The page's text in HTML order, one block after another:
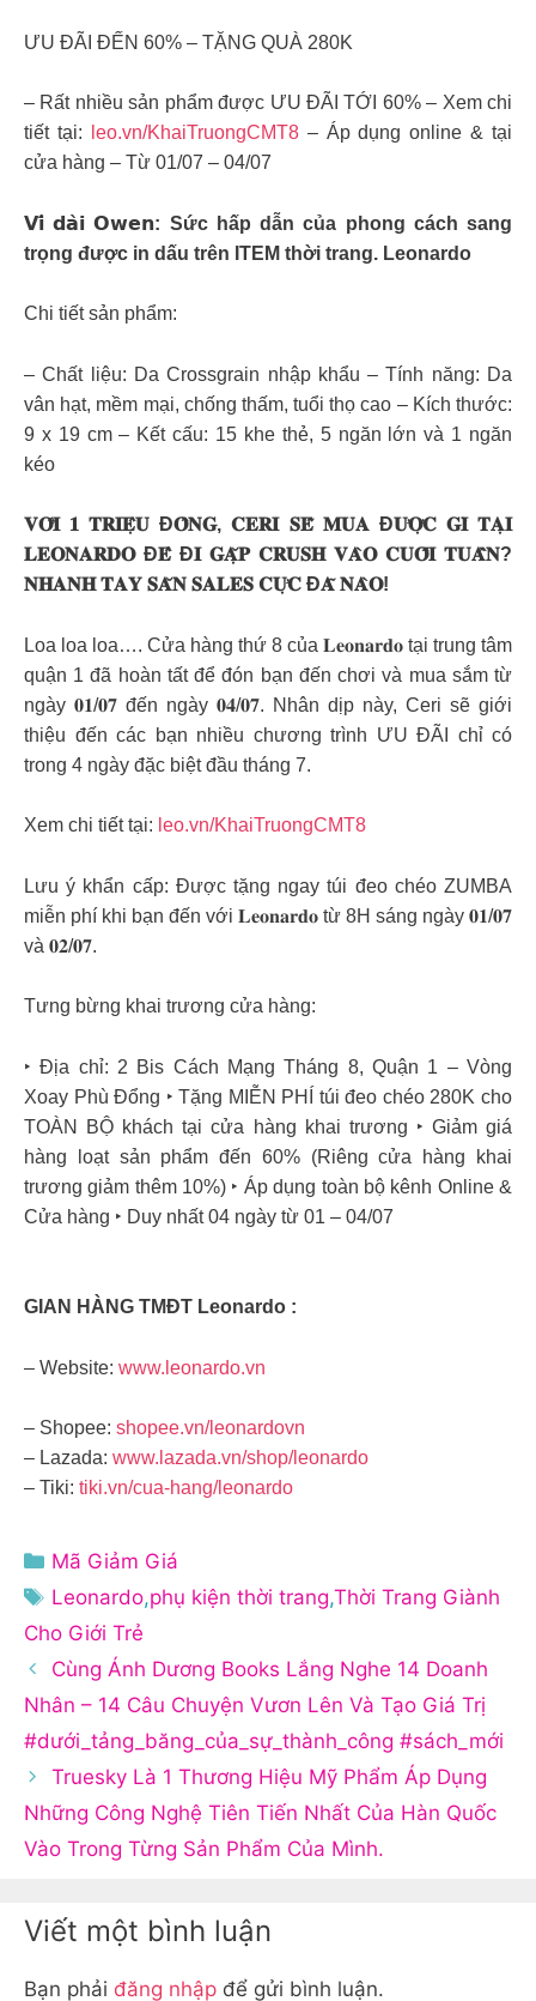
ƯU ĐÃI ĐẾN 60% – TẶNG QUÀ 280K
– Rất nhiều sản phẩm được ƯU ĐÃI TỚI 60% – Xem chi
tiết tại:
leo.vn/KhaiTruongCMT8– Áp dụng online & tại
cửa hàng – Từ 01/07 – 04/07
𝗩𝗶́ 𝗱𝗮̀𝗶 𝗢𝘄𝗲𝗻: Sức hấp dẫn của phong cách sang
trọng được in dấu trên ITEM thời trang. Leonardo
Chi tiết sản phẩm:
– Chất liệu: Da Crossgrain nhập khẩu – Tính năng: Da
vân hạt, mềm mại, chống thấm, tuổi thọ cao – Kích thước:
9 x 19 cm – Kết cấu: 15 khe thẻ, 5 ngăn lớn và 1 ngăn
kéo
𝐕𝐎̛́𝐈 𝟏 𝐓𝐑𝐈𝐄̣̂𝐔 Đ𝐎̂̀𝐍𝐆, 𝐂𝐄𝐑𝐈 𝐒𝐄̃ 𝐌𝐔𝐀 Đ𝐔̛𝐎̛̣𝐂 𝐆𝐈̀ 𝐓𝐀̣𝐈
𝐋𝐄𝐎𝐍𝐀𝐑𝐃𝐎 Đ𝐄̂̉ Đ𝐈 𝐆𝐀̣̆𝐏 𝐂𝐑𝐔𝐒𝐇 𝐕𝐀̀𝐎 𝐂𝐔𝐎̂́𝐈 𝐓𝐔𝐀̂̀𝐍?
𝐍𝐇𝐀𝐍𝐇 𝐓𝐀𝐘 𝐒𝐀̆𝐍 𝐒𝐀𝐋𝐄𝐒 𝐂𝐔̛̣𝐂 Đ𝐀̃ 𝐍𝐀̀𝐎!
Loa loa loa…. Cửa hàng thứ 8 của 𝐋𝐞𝐨𝐧𝐚𝐫𝐝𝐨 tại trung tâm
quận 1 đã hoàn tất để đón bạn đến chơi và mua sắm từ
ngày 𝟎𝟏/𝟎𝟕 đến ngày 𝟎𝟒/𝟎𝟕. Nhân dịp này, Ceri sẽ giới
thiệu đến các bạn nhiều chương trình ƯU ĐÃI chỉ có
trong 4 ngày đặc biệt đầu tháng 7.
Xem chi tiết tại: leo.vn/KhaiTruongCMT8
Lưu ý khẩn cấp: Được tặng ngay túi đeo chéo ZUMBA
miễn phí khi bạn đến với 𝐋𝐞𝐨𝐧𝐚𝐫𝐝𝐨 từ 8H sáng ngày 𝟎𝟏/𝟎𝟕
và 𝟎𝟐/𝟎𝟕.
Tưng bừng khai trương cửa hàng:
‣ Địa chỉ: 2 Bis Cách Mạng Tháng 8, Quận 1 – Vòng
Xoay Phù Đổng ‣ Tặng MIỄN PHÍ túi đeo chéo 280K cho
TOÀN BỘ khách tại cửa hàng khai trương ‣ Giảm giá
hàng loạt sản phẩm đến 60% (Riêng cửa hàng khai
trương giảm thêm 10%) ‣ Áp dụng toàn bộ kênh Online &
Cửa hàng ‣ Duy nhất 04 ngày từ 01 – 04/07
GIAN HÀNG TMĐT Leonardo :
– Website: www.leonardo.vn
– Shopee: shopee.vn/leonardovn
– Lazada: www.lazada.vn/shop/leonardo
– Tiki: tiki.vn/cua-hang/leonardo
Danh
mục
Mã Giảm Giá
Thẻ
Leonardo,phụ kiện thời trang,Thời Trang Giành
Cho Giới Trẻ
Cùng Ánh Dương Books Lắng Nghe 14 Doanh
Nhân – 14 Câu Chuyện Vươn Lên Và Tạo Giá Trị
#dưới_tảng_băng_của_sự_thành_công #sách_mới
Truesky Là 1 Thương Hiệu Mỹ Phẩm Áp Dụng
Những Công Nghệ Tiên Tiến Nhất Của Hàn Quốc
Vào Trong Từng Sản Phẩm Của Mình.
Viết một bình luận
Bạn phải đăng nhập để gửi bình luận.